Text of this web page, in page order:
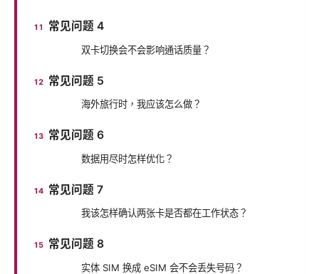
常见问题 4
双卡切换会不会影响通话质量？
常见问题 5
海外旅行时，我应该怎么做？
常见问题 6
数据用尽时怎样优化？
常见问题 7
我该怎样确认两张卡是否都在工作状态？
常见问题 8
实体 SIM 换成 eSIM 会不会丢失号码？